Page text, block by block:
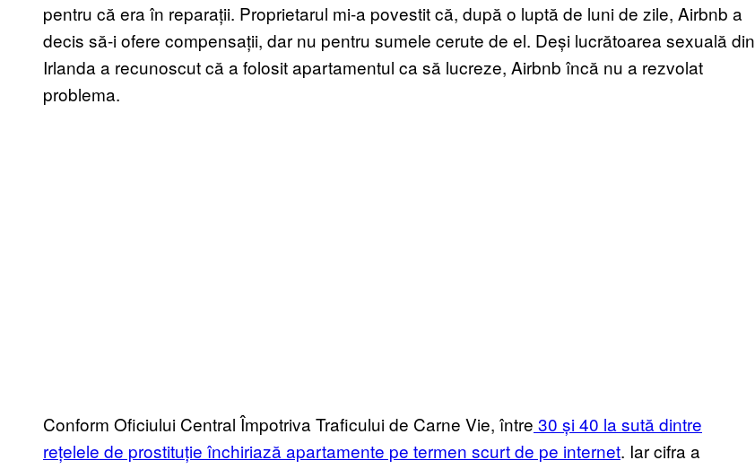
pentru că era în reparații. Proprietarul mi-a povestit că, după o luptă de luni de zile, Airbnb a
decis să-i ofere compensații, dar nu pentru sumele cerute de el. Deși lucrătoarea sexuală din
Irlanda a recunoscut că a folosit apartamentul ca să lucreze, Airbnb încă nu a rezvolat
problema.
Conform Oficiului Central Împotriva Traficului de Carne Vie, între 30 și 40 la sută dintre
rețelele de prostituție închiriază apartamente pe termen scurt de pe internet. Iar cifra a